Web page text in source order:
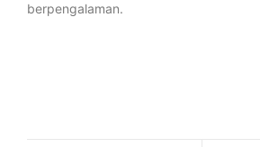
berpengalaman.